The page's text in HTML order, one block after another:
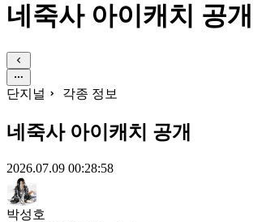
네죽사 아이캐치 공개
단지널 각종 정보
네죽사 아이캐치 공개
2026.07.09 00:28:58
박성호